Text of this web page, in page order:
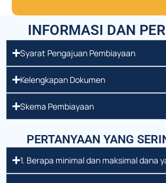
INFORMASI DAN
Syarat Pengajuan Pembiayaan
Kelengkapan Dokumen
Skema Pembiayaan
PERTANYAAN YANG
1. Berapa minimal dan maksimal dana